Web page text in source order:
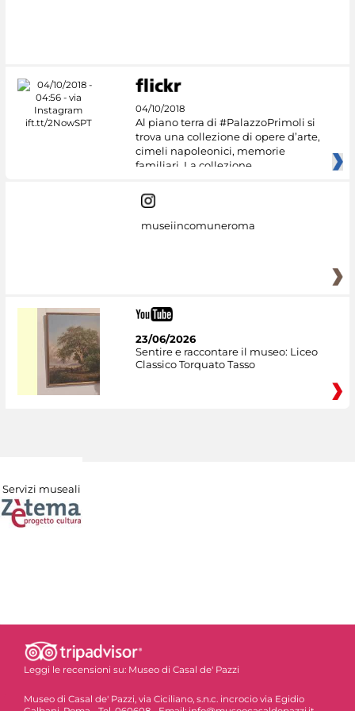
04/10/2018
Al piano terra di #PalazzoPrimoli si
trova una collezione di opere d’arte,
cimeli napoleonici, memorie
familiari. La collezione
museiincomuneroma
23/06/2026
Sentire e raccontare il museo: Liceo
Classico Torquato Tasso
Servizi museali
Leggi le recensioni su: Museo di Casal de' Pazzi
Museo di Casal de' Pazzi, via Ciciliano, s.n.c. incrocio via Egidio